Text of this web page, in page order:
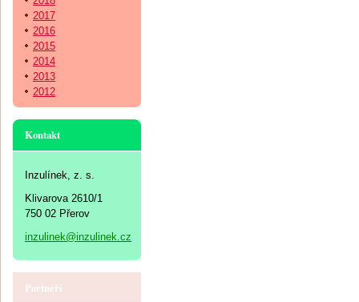
2017
2016
2015
2014
2013
2012
Kontakt
Inzulínek, z. s.
Klivarova 2610/1
750 02 Přerov
inzulinek@inzulinek.cz
Partneři